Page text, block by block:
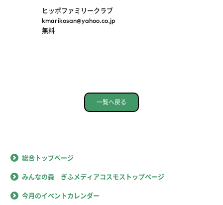
ヒッポファミリークラブ
kmarikosan@yahoo.co.jp
無料
一覧へ戻る
総合トップページ
みんなの森 ぎふメディアコスモストップページ
今月のイベントカレンダー